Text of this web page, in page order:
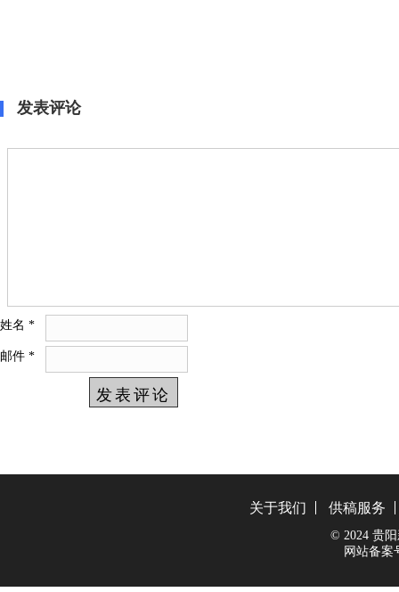
发表评论
姓名 *
邮件 *
关于我们 供稿服务
© 2024 贵阳
网站备案